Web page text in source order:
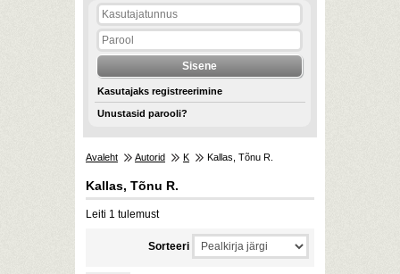
Kasutajaks registreerimine
Unustasid parooli?
Avaleht Autorid K Kallas, Tõnu R.
Kallas, Tõnu R.
Leiti 1 tulemust
Sorteeri